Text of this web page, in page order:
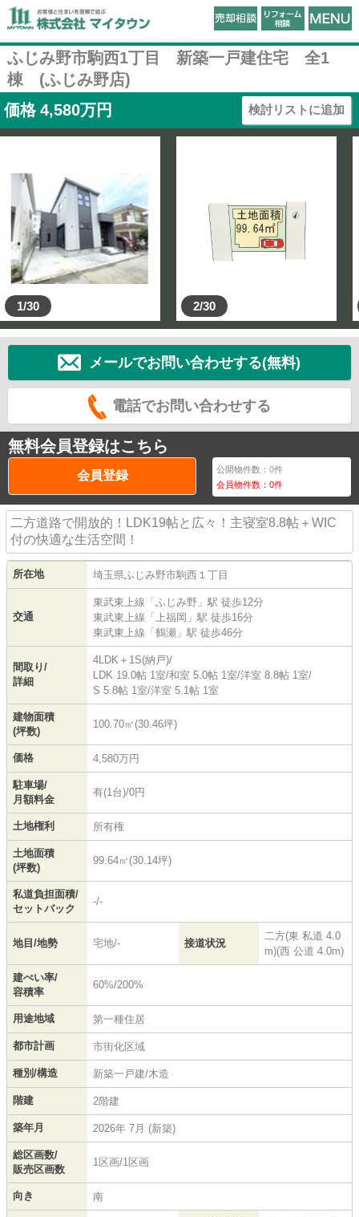
ふじみ野市駒西1丁目 新築一戸建住宅 全1
棟 (ふじみ野店)
価格 4,580万円 検討リストに追加
1/30 2/30
メールでお問い合わせする(無料)
電話でお問い合わせする
無料会員登録はこちら
会員登録 公開物件数：0件
会員物件数：0件
二方道路で開放的！LDK19帖と広々！主寝室8.8帖＋WIC
付の快適な生活空間！
所在地 埼玉県ふじみ野市駒西 １丁目
交通
東武東上線 「 ふじみ野 」駅 徒歩12分
東武東上線 「 上福岡 」駅 徒歩16分
東武東上線 「 鶴瀬 」駅 徒歩46分
間取り/
詳細
4LDK＋1S(納戸)/
LDK 19.0帖 1室/和室 5.0帖 1室/洋室 8.8帖 1室/
S 5.8帖 1室/洋室 5.1帖 1室
建物面積
(坪数)
100.70㎡(30.46坪)
価格 4,580万円
駐車場/
月額料金
有(1台)/0円
土地権利 所有権
土地面積
(坪数)
99.64㎡(30.14坪)
私道負担面積/
セットバック
-/-
地目/地勢 宅地/- 接道状況
二方(東 私道 4.0
m)(西 公道 4.0m)
建ぺい率/
容積率
60%/200%
用途地域 第一種住居
都市計画 市街化区域
種別/構造 新築一戸建/木造
階建 2階建
築年月 2026年 7月 (新築)
総区画数/
販売区画数
1区画/1区画
向き 南